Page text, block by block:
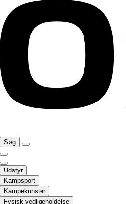
Søg
Udstyr
Kampsport
Kampekunster
Fysisk vedligeholdelse